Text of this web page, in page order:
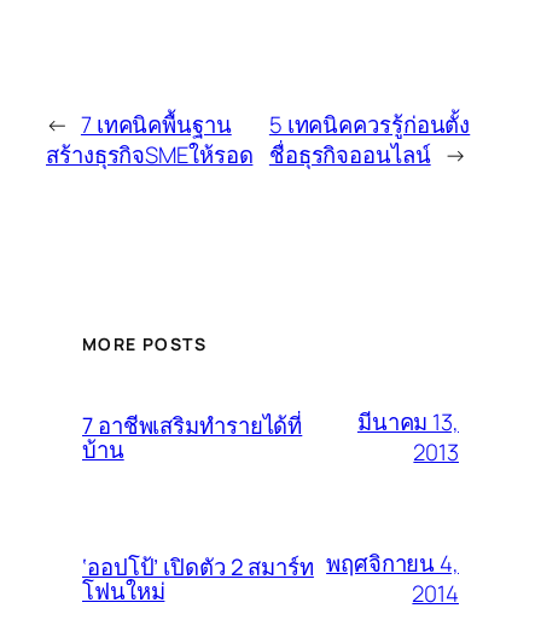
← 7 เทคนิคพื้นฐาน
สร้างธุรกิจSMEให้รอด
5 เทคนิคควรรู้ก่อนตั้ง
ชื่อธุรกิจออนไลน์ →
MORE POSTS
7 อาชีพเสริมทำรายได้ที่
บ้าน
มีนาคม 13,
2013
‘ออปโป้’ เปิดตัว 2 สมาร์ท
โฟนใหม่
พฤศจิกายน 4,
2014